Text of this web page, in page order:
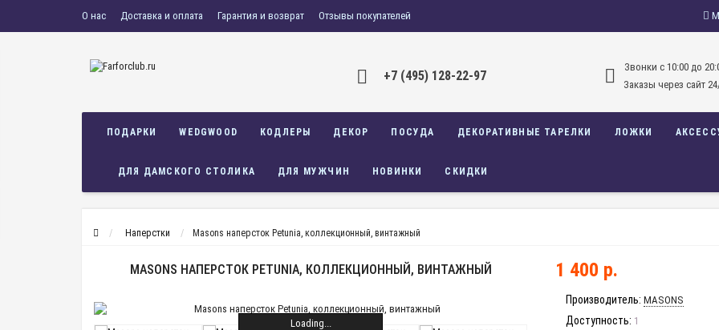
О нас Доставка и оплата Гарантия и возврат Отзывы покупателей
+7 (495) 128-22-97
Звонки c 10:00 до
Заказы через сайт
ПОДАРКИ WEDGWOOD КОДЛЕРЫ ДЕКОР ПОСУДА ДЕКОРАТИВНЫЕ ТАРЕЛКИ ЛОЖКИ
ДЛЯ ДАМСКОГО СТОЛИКА ДЛЯ МУЖЧИН НОВИНКИ СКИДКИ
Наперстки Masons наперсток Petunia, коллекционный, винтажный
MASONS НАПЕРСТОК PETUNIA, КОЛЛЕКЦИОННЫЙ, ВИНТАЖНЫЙ
Loading...
1 400 р.
Производитель: MASONS
Доступность: 1